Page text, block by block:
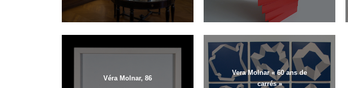
Véra Molnar, 86
Vera Molnar « 60 ans de
carrés »